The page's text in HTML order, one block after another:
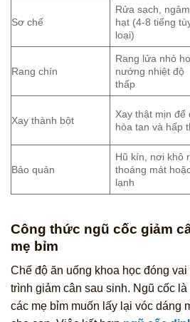
Sơ chế
Rửa sạch, ngâm
hạt (4-8 tiếng
loại)
Rang chín
Rang lửa nhỏ
nướng nhiệt độ
thấp
Xay thành bột
Xay thật mịn để
hòa tan và hấp
Bảo quản
Hũ kín, nơi khô
thoáng mát
lạnh
Công thức ngũ cốc giảm
mẹ bỉm
Chế độ ăn uống khoa học đóng vai
trình giảm cân sau sinh. Ngũ cốc
các mẹ bỉm muốn lấy lại vóc dáng